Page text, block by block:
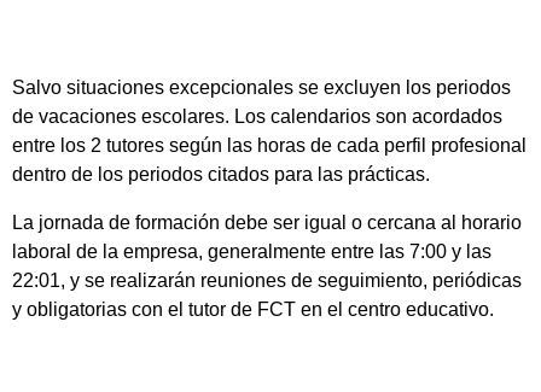
Salvo situaciones excepcionales se excluyen los periodos
de vacaciones escolares. Los calendarios son acordados
entre los 2 tutores según las horas de cada perfil profesional
dentro de los periodos citados para las prácticas.
La jornada de formación debe ser igual o cercana al horario
laboral de la empresa, generalmente entre las 7:00 y las
22:01, y se realizarán reuniones de seguimiento, periódicas
y obligatorias con el tutor de FCT en el centro educativo.